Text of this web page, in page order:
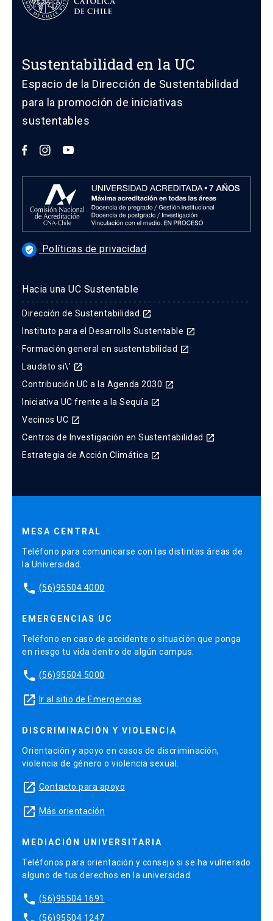
Sustentabilidad en la UC
Espacio de la Dirección de Sustentabilidad
para la promoción de iniciativas
sustentables
verified_user Políticas de privacidad
Hacia una UC Sustentable
Dirección de Sustentabilidad launch
Instituto para el Desarrollo Sustentable launch
Formación general en sustentabilidad launch
Laudato si\' launch
Contribución UC a la Agenda 2030 launch
Iniciativa UC frente a la Sequía launch
Vecinos UC launch
Centros de Investigación en Sustentabilidad launch
Estrategia de Acción Climática launch
MESA CENTRAL
Teléfono para comunicarse con las distintas áreas de
la Universidad.
phone (56)95504 4000
EMERGENCIAS UC
Teléfono en caso de accidente o situación que ponga
en riesgo tu vida dentro de algún campus.
phone (56)95504 5000
launch Ir al sitio de Emergencias
DISCRIMINACIÓN Y VIOLENCIA
Orientación y apoyo en casos de discriminación,
violencia de género o violencia sexual.
launch Contacto para apoyo
launch Más orientación
MEDIACIÓN UNIVERSITARIA
Teléfonos para orientación y consejo si se ha vulnerado
alguno de tus derechos en la universidad.
phone (56)95504 1691
(56)95504 1247